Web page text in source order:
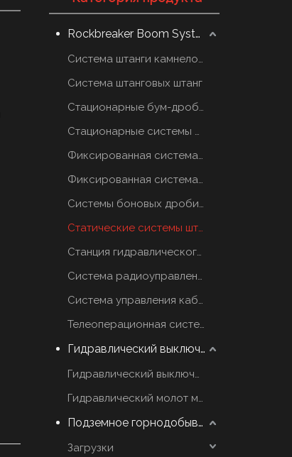
Rockbreaker Boom System
Система штанги камнеломщика
Система штанговых штанг
Стационарные бум-дробилки
Стационарные системы отбойных молотков
Фиксированная система грохотов
Фиксированная система грохотов
Системы боновых дробилок
Статические системы штанговых отбойников
Станция гидравлического масла
Система радиоуправления
Система управления кабиной
Телеоперационная система
Гидравлический выключатель молот
Гидравлический выключатель марки YZH
Гидравлический молот марки Rammer
Подземное горнодобывающее оборудование
Загрузки